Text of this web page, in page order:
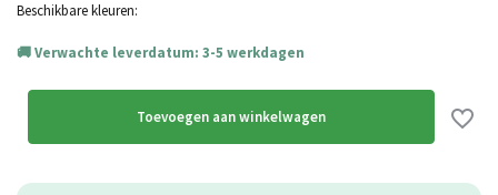
Beschikbare kleuren:
Verwachte leverdatum: 3-5 werkdagen
Toevoegen aan winkelwagen